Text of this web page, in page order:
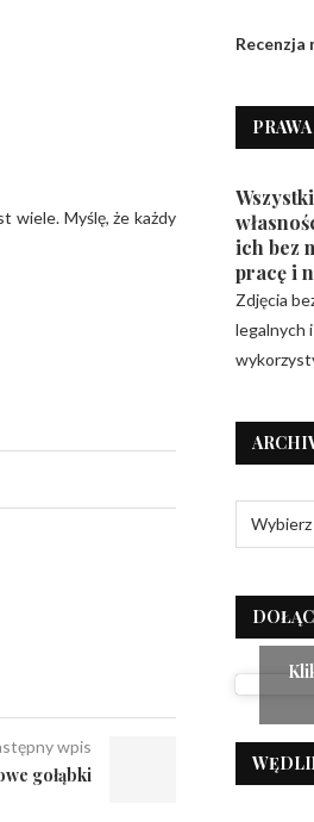
wiele. Myślę, że każdy
wpis
gołąbki
ich bez
pracę i
Zdjęcia
legalnych